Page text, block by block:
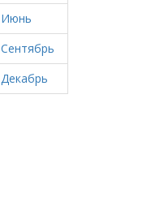
Июнь
Сентябрь
Декабрь